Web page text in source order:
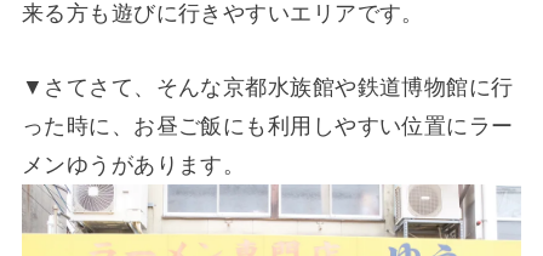
来る方も遊びに行きやすいエリアです。
▼さてさて、そんな京都水族館や鉄道博物館に行
った時に、お昼ご飯にも利用しやすい位置にラー
メンゆうがあります。